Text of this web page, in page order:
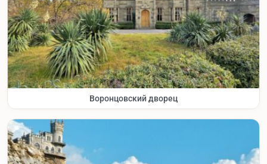
Воронцовский дворец